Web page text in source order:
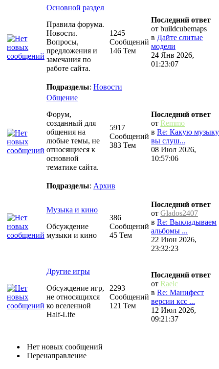
Основной раздел
Правила форума.
Новости.
Вопросы,
предложения и
замечания по
работе сайта.
1245
Сообщений
146 Тем
Последний ответ
от buildcubemaps
в Дайте слитые
модели
24 Янв 2026,
01:23:07
Подразделы: Новости
Общение
Форум,
созданный для
общения на
любые темы, не
относящиеся к
основной
тематике сайта.
5917
Сообщений
383 Тем
Последний ответ
от Remmo
в Re: Какую музыку
вы слуш...
08 Июл 2026,
10:57:06
Подразделы: Архив
Музыка и кино
Обсуждение
музыки и кино
386
Сообщений
45 Тем
Последний ответ
от Glados2407
в Re: Выкладываем
альбомы ...
22 Июн 2026,
23:32:23
Другие игры
Обсуждение игр,
не относящихся
ко вселенной
Half-Life
2293
Сообщений
121 Тем
Последний ответ
от Raelc
в Re: Манифест
версии ксс ...
12 Июл 2026,
09:21:37
Нет новых сообщений
Перенаправление